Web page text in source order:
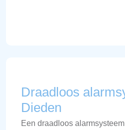
Draadloos
Dieden
Een draadloos